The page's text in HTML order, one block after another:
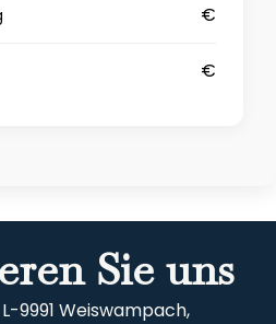
€
€
Sie uns
9991 Weiswampach,